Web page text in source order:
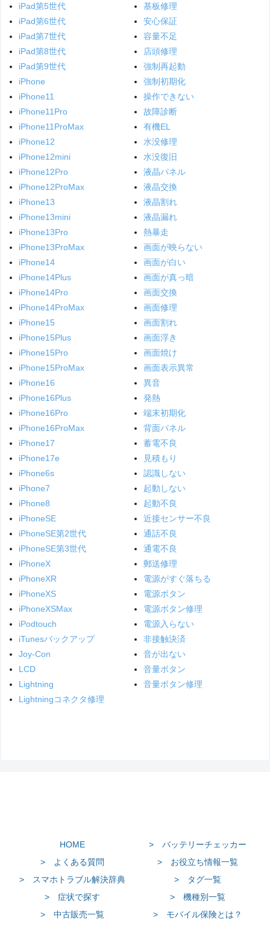
iPad第5世代
iPad第6世代
iPad第7世代
iPad第8世代
iPad第9世代
iPhone
iPhone11
iPhone11Pro
iPhone11ProMax
iPhone12
iPhone12mini
iPhone12Pro
iPhone12ProMax
iPhone13
iPhone13mini
iPhone13Pro
iPhone13ProMax
iPhone14
iPhone14Plus
iPhone14Pro
iPhone14ProMax
iPhone15
iPhone15Plus
iPhone15Pro
iPhone15ProMax
iPhone16
iPhone16Plus
iPhone16Pro
iPhone16ProMax
iPhone17
iPhone17e
iPhone6s
iPhone7
iPhone8
iPhoneSE
iPhoneSE第2世代
iPhoneSE第3世代
iPhoneX
iPhoneXR
iPhoneXS
iPhoneXSMax
iPodtouch
iTunesバックアップ
Joy-Con
LCD
Lightning
Lightningコネクタ修理
基板修理
安心保証
容量不足
店頭修理
強制再起動
強制初期化
操作できない
故障診断
有機EL
水没修理
水没復旧
液晶パネル
液晶交換
液晶割れ
液晶漏れ
熱暴走
画面が映らない
画面が白い
画面が真っ暗
画面交換
画面修理
画面割れ
画面浮き
画面焼け
画面表示異常
異音
発熱
端末初期化
背面パネル
蓄電不良
見積もり
認識しない
起動しない
起動不良
近接センサー不良
通話不良
通電不良
郵送修理
電源がすぐ落ちる
電源ボタン
電源ボタン修理
電源入らない
非接触決済
音が出ない
音量ボタン
音量ボタン修理
HOME
> バッテリーチェッカー
> よくある質問
> お役立ち情報一覧
> スマホトラブル解決辞典
> タグ一覧
> 症状で探す
> 機種別一覧
> 中古販売一覧
> モバイル保険とは？